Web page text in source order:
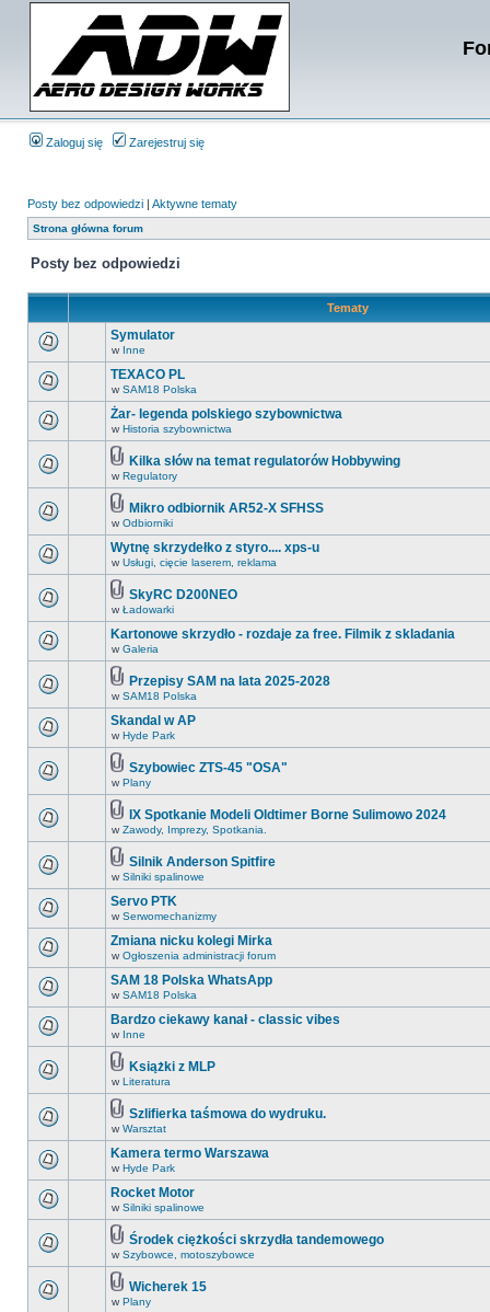
Zaloguj się Zarejestruj się
Posty bez odpowiedzi | Aktywne tematy
Strona główna forum
Posty bez odpowiedzi
Tematy
Symulator
w Inne
TEXACO PL
w SAM18 Polska
Żar- legenda polskiego szybownictwa
w Historia szybownictwa
Kilka słów na temat regulatorów Hobbywing
w Regulatory
Mikro odbiornik AR52-X SFHSS
w Odbiorniki
Wytnę skrzydełko z styro.... xps-u
w Usługi, cięcie laserem, reklama
SkyRC D200NEO
w Ładowarki
Kartonowe skrzydło - rozdaje za free. Filmik z skladania
w Galeria
Przepisy SAM na lata 2025-2028
w SAM18 Polska
Skandal w AP
w Hyde Park
Szybowiec ZTS-45 "OSA"
w Plany
IX Spotkanie Modeli Oldtimer Borne Sulimowo 2024
w Zawody, Imprezy, Spotkania.
Silnik Anderson Spitfire
w Silniki spalinowe
Servo PTK
w Serwomechanizmy
Zmiana nicku kolegi Mirka
w Ogłoszenia administracji forum
SAM 18 Polska WhatsApp
w SAM18 Polska
Bardzo ciekawy kanał - classic vibes
w Inne
Książki z MLP
w Literatura
Szlifierka taśmowa do wydruku.
w Warsztat
Kamera termo Warszawa
w Hyde Park
Rocket Motor
w Silniki spalinowe
Środek ciężkości skrzydła tandemowego
w Szybowce, motoszybowce
Wicherek 15
w Plany